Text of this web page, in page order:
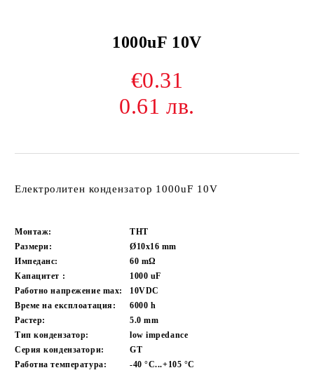
1000uF 10V
€0.31
0.61 лв.
Електролитен кондензатор 1000uF 10V
Монтаж:
THT
Размери:
Ø10x16 mm
Импеданс:
60 mΩ
Капацитет :
1000 uF
Работно напрежение max:
10VDC
Време на експлоатация:
6000 h
Растер:
5.0mm
Тип кондензатор:
low impedance
Серия кондензатори:
GT
Работна температура:
-40 °C...+105 °C